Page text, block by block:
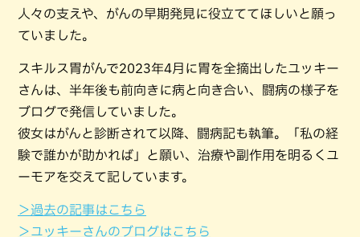
人々の支えや、がんの早期発見に役立ててほしいと願っ
ていました。
スキルス胃がんで2023年4月に胃を全摘出したユッキー
さんは、半年後も前向きに病と向き合い、闘病の様子を
ブログで発信していました。
彼女はがんと診断されて以降、闘病記も執筆。「私の経
験で誰かが助かれば」と願い、治療や副作用を明るくユ
ーモアを交えて記しています。
＞過去の記事はこちら
＞ユッキーさんのブログはこちら